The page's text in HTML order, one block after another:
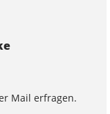
Mail erfragen.